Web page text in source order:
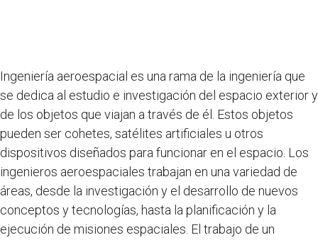
Ingeniería aeroespacial es una rama de la ingeniería que
se dedica al estudio e investigación del espacio exterior y
de los objetos que viajan a través de él. Estos objetos
pueden ser cohetes, satélites artificiales u otros
dispositivos diseñados para funcionar en el espacio. Los
ingenieros aeroespaciales trabajan en una variedad de
áreas, desde la investigación y el desarrollo de nuevos
conceptos y tecnologías, hasta la planificación y la
ejecución de misiones espaciales. El trabajo de un